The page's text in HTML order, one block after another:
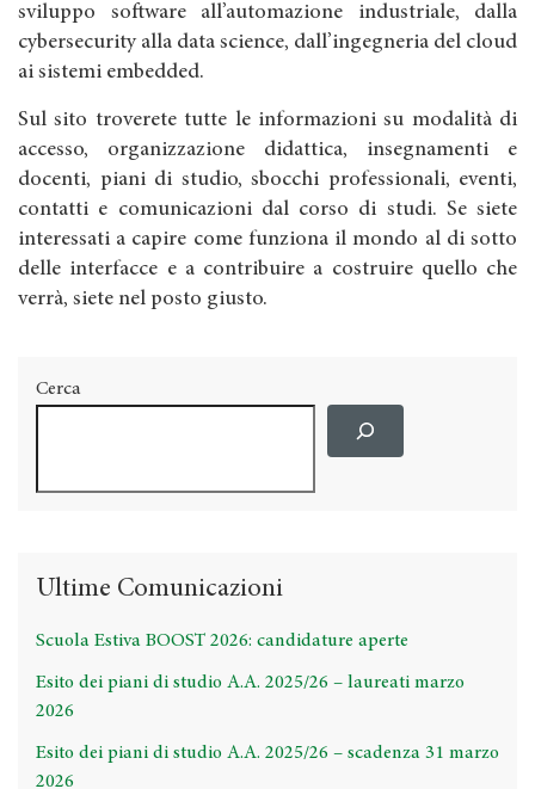
sviluppo software all’automazione industriale, dalla
cybersecurity alla data science, dall’ingegneria del cloud
ai sistemi embedded.
Sul sito troverete tutte le informazioni su modalità di
accesso, organizzazione didattica, insegnamenti e
docenti, piani di studio, sbocchi professionali, eventi,
contatti e comunicazioni dal corso di studi. Se siete
interessati a capire come funziona il mondo al di sotto
delle interfacce e a contribuire a costruire quello che
verrà, siete nel posto giusto.
Cerca
Ultime Comunicazioni
Scuola Estiva BOOST 2026: candidature aperte
Esito dei piani di studio A.A. 2025/26 – laureati marzo
2026
Esito dei piani di studio A.A. 2025/26 – scadenza 31 marzo
2026